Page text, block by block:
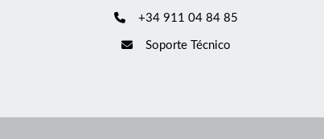
+34 911 04 84 85
Soporte Técnico